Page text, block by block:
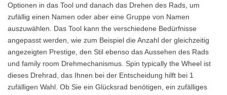
Optionen in das Tool und danach das Drehen des Rads, um
zufällig einen Namen oder aber eine Gruppe von Namen
auszuwählen. Das Tool kann the verschiedene Bedürfnisse
angepasst werden, wie zum Beispiel die Anzahl der gleichzeitig
angezeigten Prestige, den Stil ebenso das Aussehen des Rads
und family room Drehmechanismus. Spin typically the Wheel ist
dieses Drehrad, das Ihnen bei der Entscheidung hilft bei 1
zufälligen Wahl. Ob Sie ein Glücksrad benötigen, ein zufälliges